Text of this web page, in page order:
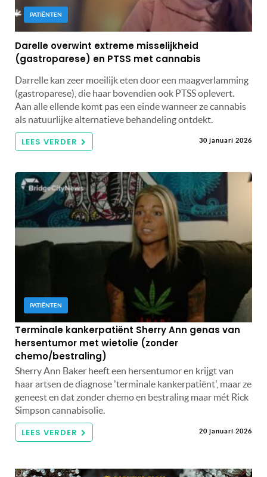
PATIËNTEN
Darelle overwint extreme misselijkheid
(gastroparese) en PTSS met cannabis
Darrelle kan zeer moeilijk eten door een maagverlamming
(gastroparese), die haar bovendien ook PTSS oplevert.
Aan alle ellende komt pas een einde wanneer ze cannabis
als natuurlijke alternatieve behandeling ontdekt.
LEES VERDER 30 januari 2026
PATIËNTEN
Terminale kankerpatiënt Sherry Ann genas van
hersentumor met wietolie (zonder
chemo/bestraling)
Sherry Ann Baker heeft een hersentumor en krijgt van
haar artsen de diagnose 'terminale kankerpatiënt', maar ze
geneest en dat zonder chemo en bestraling maar mét Rick
Simpson cannabisolie.
LEES VERDER 20 januari 2026